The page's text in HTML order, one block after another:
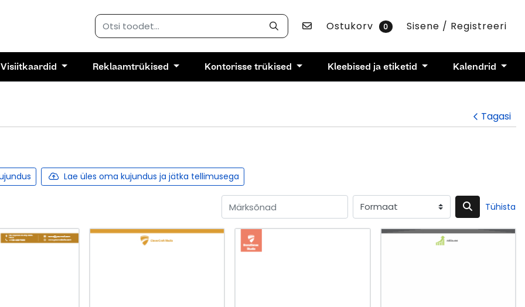
Võta ühendust
Ostukorv 0 Sisene / Registreeri
Visiitkaardid Reklaamtrükised Kontorisse trükised Kleebised ja etiketid Kalendrid
Tagasi
Lae üles oma kujundus ja jätka tellimusega
Tühista